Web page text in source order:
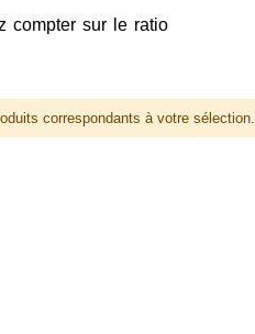
compter sur le ratio
correspondants à votre sélection.